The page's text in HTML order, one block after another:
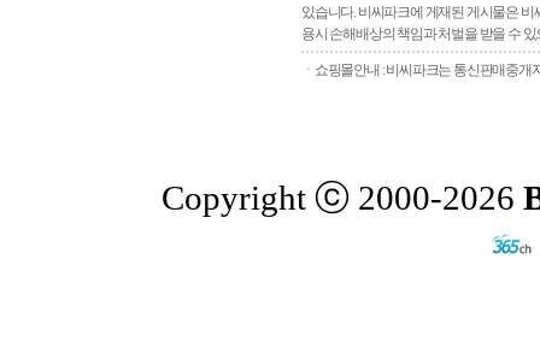
있습니다. 비씨파크에 게재된 게시물은
용시 손해배상의 책임과 처벌을 받을 수
ㆍ쇼핑몰안내 : 비씨파크는 통신판매중개
Copyright ⓒ 2000-2026